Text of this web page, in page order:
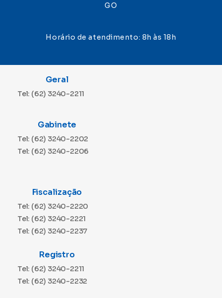
GO
Horário de atendimento: 8h às 18h
Geral
Tel: (62) 3240-2211
Gabinete
Tel: (62) 3240-2202
Tel: (62) 3240-2206
Fiscalização
Tel: (62) 3240-2220
Tel: (62) 3240-2221
Tel: (62) 3240-2237
Registro
Tel: (62) 3240-2211
Tel: (62) 3240-2232